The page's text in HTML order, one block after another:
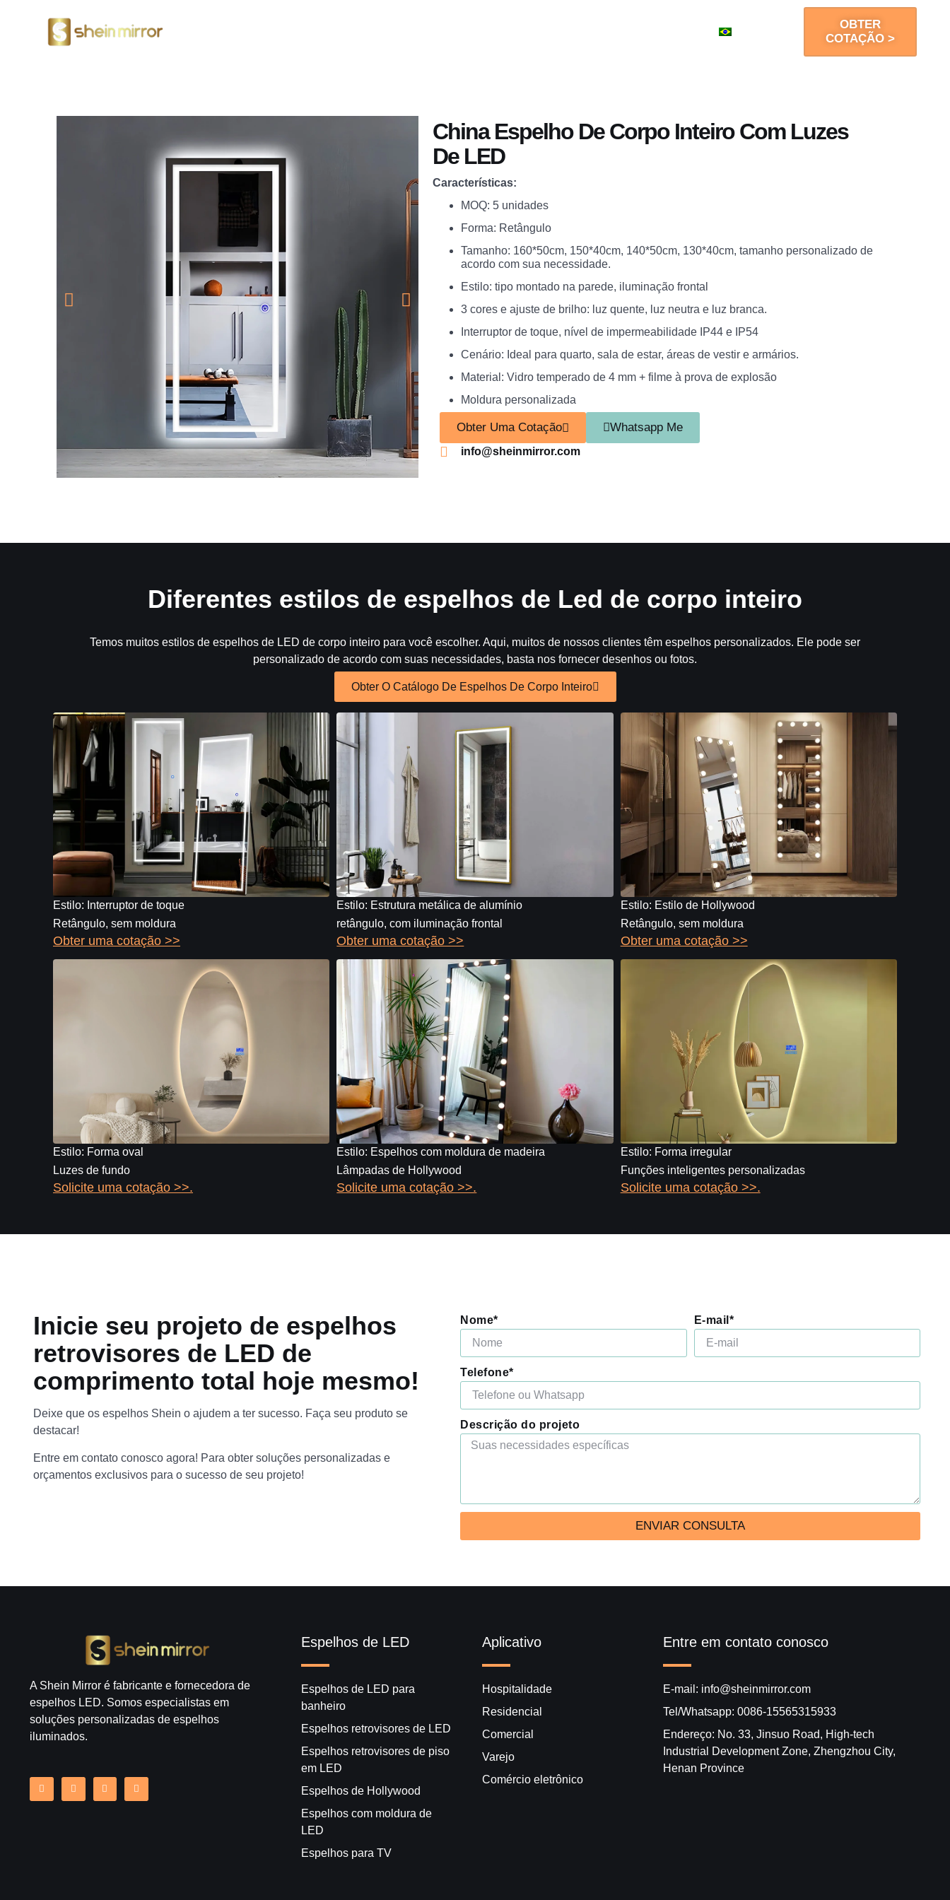
OBTER
COTAÇÃO >
China Espelho De Corpo Inteiro Com Luzes
De LED
Características:
MOQ: 5 unidades
Forma: Retângulo
Tamanho: 160*50cm, 150*40cm, 140*50cm, 130*40cm, tamanho personalizado de
acordo com sua necessidade.
Estilo: tipo montado na parede, iluminação frontal
3 cores e ajuste de brilho: luz quente, luz neutra e luz branca.
Interruptor de toque, nível de impermeabilidade IP44 e IP54
Cenário: Ideal para quarto, sala de estar, áreas de vestir e armários.
Material: Vidro temperado de 4 mm + filme à prova de explosão
Moldura personalizada
Obter Uma Cotação Whatsapp Me
info@sheinmirror.com
Diferentes estilos de espelhos de Led de corpo inteiro
Temos muitos estilos de espelhos de LED de corpo inteiro para você escolher. Aqui, muitos de nossos clientes têm espelhos personalizados. Ele pode ser
personalizado de acordo com suas necessidades, basta nos fornecer desenhos ou fotos.
Obter O Catálogo De Espelhos De Corpo Inteiro
Estilo: Interruptor de toque
Retângulo, sem moldura
Obter uma cotação >>
Estilo: Estrutura metálica de alumínio
retângulo, com iluminação frontal
Obter uma cotação >>
Estilo: Estilo de Hollywood
Retângulo, sem moldura
Obter uma cotação >>
Estilo: Forma oval
Luzes de fundo
Solicite uma cotação >>.
Estilo: Espelhos com moldura de madeira
Lâmpadas de Hollywood
Solicite uma cotação >>.
Estilo: Forma irregular
Funções inteligentes personalizadas
Solicite uma cotação >>.
Inicie seu projeto de espelhos
retrovisores de LED de
comprimento total hoje mesmo!
Deixe que os espelhos Shein o ajudem a ter sucesso. Faça seu produto se
destacar!
Entre em contato conosco agora! Para obter soluções personalizadas e
orçamentos exclusivos para o sucesso de seu projeto!
Nome* E-mail*
Telefone*
Descrição do projeto
ENVIAR CONSULTA
A Shein Mirror é fabricante e fornecedora de
espelhos LED. Somos especialistas em
soluções personalizadas de espelhos
iluminados.
Espelhos de LED
Espelhos de LED para
banheiro
Espelhos retrovisores de LED
Espelhos retrovisores de piso
em LED
Espelhos de Hollywood
Espelhos com moldura de
LED
Espelhos para TV
Aplicativo
Hospitalidade
Residencial
Comercial
Varejo
Comércio eletrônico
Entre em contato conosco
E-mail: info@sheinmirror.com
Tel/Whatsapp: 0086-15565315933
Endereço: No. 33, Jinsuo Road, High-tech
Industrial Development Zone, Zhengzhou City,
Henan Province